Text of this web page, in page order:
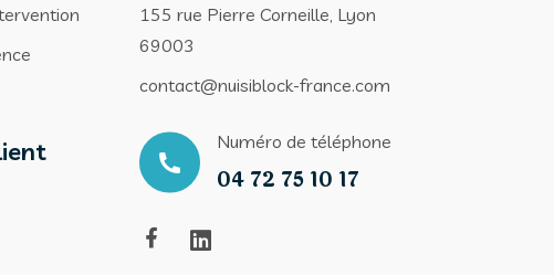
155 rue Pierre Corneille, Lyon
69003
contact@nuisiblock-france.com
Numéro de téléphone
04 72 75 10 17